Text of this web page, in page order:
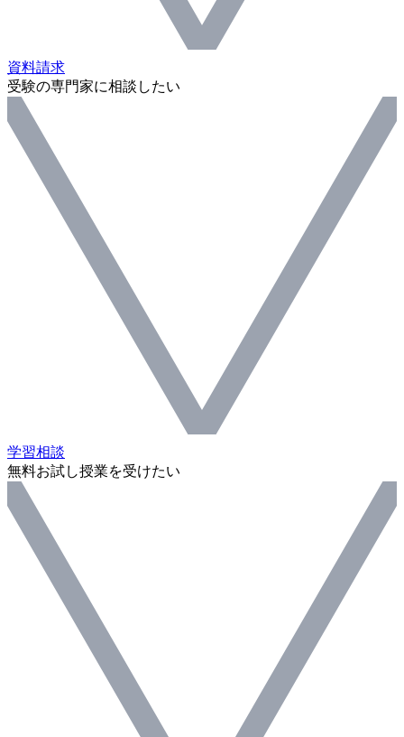
資料請求
受験の専門家に相談したい
学習相談
無料お試し授業を受けたい